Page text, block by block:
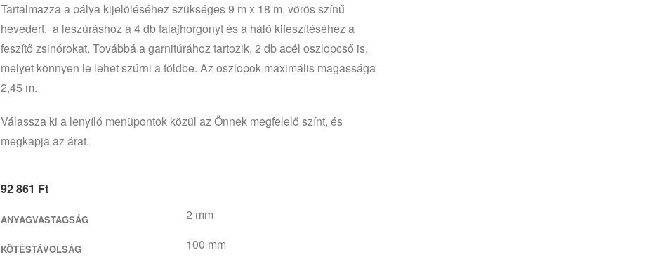
Tartalmazza a pálya kijelöléséhez szükséges 9 m x 18 m, vörös színű
hevedert, a leszúráshoz a 4 db talajhorgonyt és a háló kifeszítéséhez a
feszítő zsinórokat. Továbbá a garnitúrához tartozik, 2 db acél oszlopcső is,
melyet könnyen le lehet szúrni a földbe. Az oszlopok maximális magassága
2,45 m.
Válassza ki a lenyíló menüpontok közül az Önnek megfelelő színt, és
megkapja az árat.
92 861 Ft
ANYAGVASTAGSÁG 2 mm
KÖTÉSTÁVOLSÁG 100 mm